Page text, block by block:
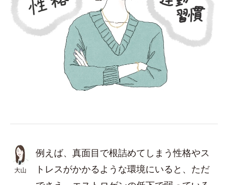
大山
例えば、真面目で根詰めてしまう性格やス
トレスがかかるような環境にいると、ただ